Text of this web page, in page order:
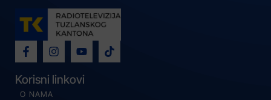
Korisni linkovi
O NAMA